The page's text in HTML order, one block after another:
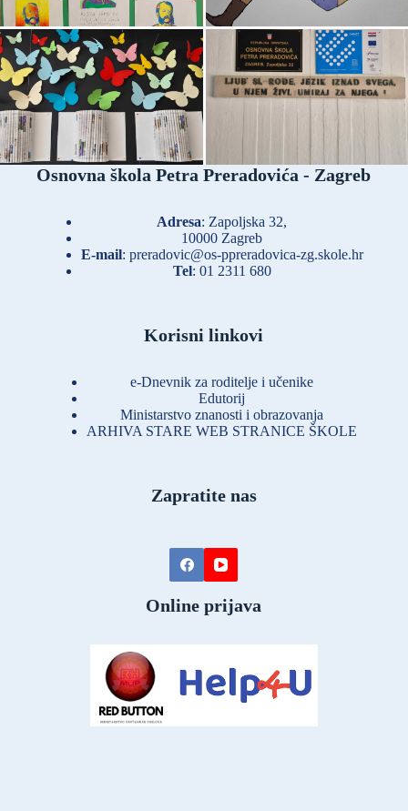
Osnovna škola Petra Preradovića - Zagreb
Adresa: Zapoljska 32,
10000 Zagreb
E-mail: preradovic@os-ppreradovica-zg.skole.hr
Tel: 01 2311 680
Korisni linkovi
e-Dnevnik za roditelje i učenike
Edutorij
Ministarstvo znanosti i obrazovanja
ARHIVA STARE WEB STRANICE ŠKOLE
Zapratite nas
Online prijava